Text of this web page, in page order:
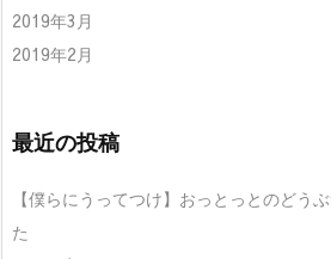
2019年3月
2019年2月
最近の投稿
【僕らにうってつけ】おっとっとのどう
た